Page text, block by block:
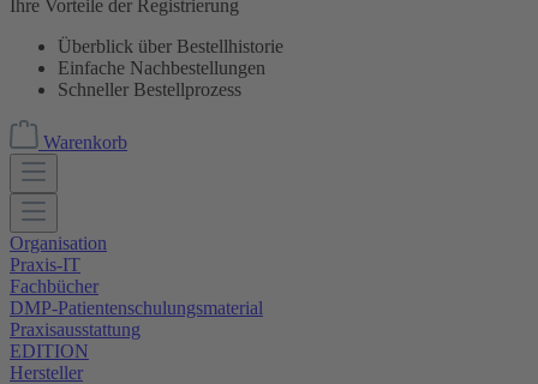
Ihre Vorteile der Registrierung
Überblick über Bestellhistorie
Einfache Nachbestellungen
Schneller Bestellprozess
Warenkorb
Organisation
Praxis-IT
Fachbücher
DMP-Patientenschulungsmaterial
Praxisausstattung
EDITION
Hersteller